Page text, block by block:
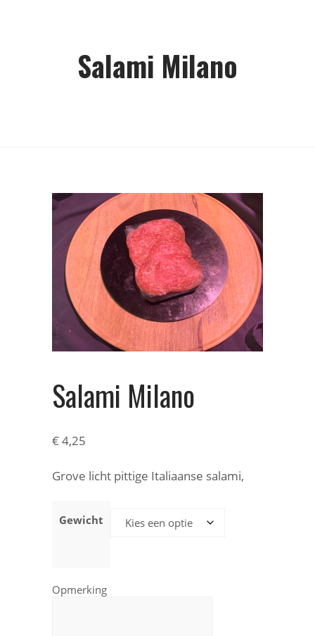
Salami Milano
Salami Milano
€4,25
Grove licht pittige Italiaanse salami,
Gewicht
Opmerking